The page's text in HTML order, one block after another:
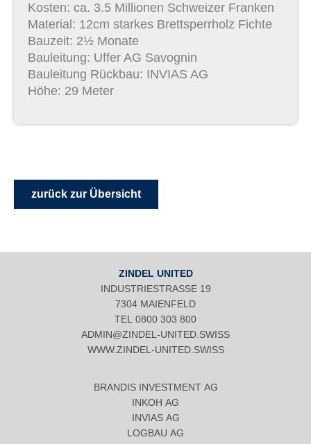
Kosten: ca. 3.5 Millionen Schweizer Franken
Material: 12cm starkes Brettsperrholz Fichte
Bauzeit: 2½ Monate
Bauleitung: Uffer AG Savognin
Bauleitung Rückbau: INVIAS AG
Höhe: 29 Meter
zurück zur Übersicht
ZINDEL UNITED
INDUSTRIESTRASSE 19
7304 MAIENFELD
TEL 0800 303 800
ADMIN@ZINDEL-UNITED.SWISS
WWW.ZINDEL-UNITED.SWISS
BRANDIS INVESTMENT AG
INKOH AG
INVIAS AG
LOGBAU AG